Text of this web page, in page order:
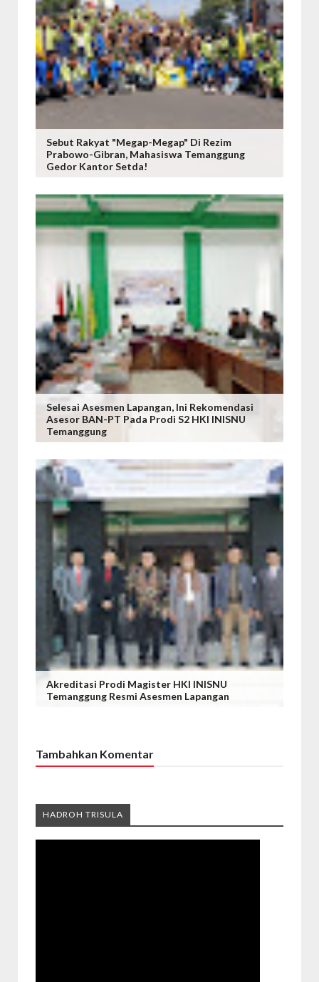
Sebut Rakyat "Megap-Megap" Di Rezim
Prabowo-Gibran, Mahasiswa Temanggung
Gedor Kantor Setda!
Selesai Asesmen Lapangan, Ini Rekomendasi
Asesor BAN-PT Pada Prodi S2 HKI INISNU
Temanggung
Akreditasi Prodi Magister HKI INISNU
Temanggung Resmi Asesmen Lapangan
Tambahkan Komentar
HADROH TRISULA